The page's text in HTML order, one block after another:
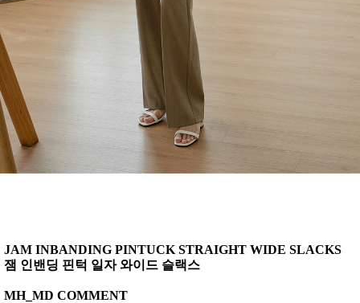
JAM INBANDING PINTUCK STRAIGHT WIDE SLACKS
잼 인밴딩 핀턱 일자 와이드 슬랙스
MH_MD COMMENT